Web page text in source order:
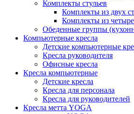
Комплекты стульев
Комплекты из двух
Комплекты из
Обеденные группы
Компьютерные кресла
Детские компьютерные
Кресла руководителя
Офисные кресла
Кресла компьютерные
Детские кресла
Кресла для персонала
Кресла для руководителей
Кресла метта YOGA